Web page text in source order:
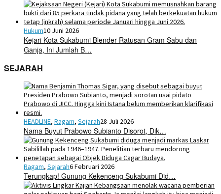
Hukum10 Juni 2026
Kejari Kota Sukabumi Blender Ratusan Gram Sabu dan
Ganja, Ini Jumlah B…
SEJARAH
HEADLINE, Ragam, Sejarah28 Juli 2026
Nama Buyut Prabowo Subianto Disorot, Dik…
Ragam, Sejarah6 Februari 2026
Terungkap! Gunung Kekenceng Sukabumi Did…